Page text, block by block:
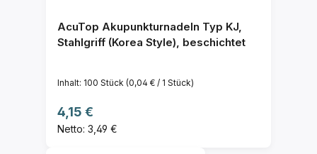
AcuTop Akupunkturnadeln Typ KJ,
Stahlgriff (Korea Style), beschichtet
Inhalt: 100 Stück (0,04 € / 1 Stück)
Regulärer Preis:
4,15 €
Netto: 3,49 €